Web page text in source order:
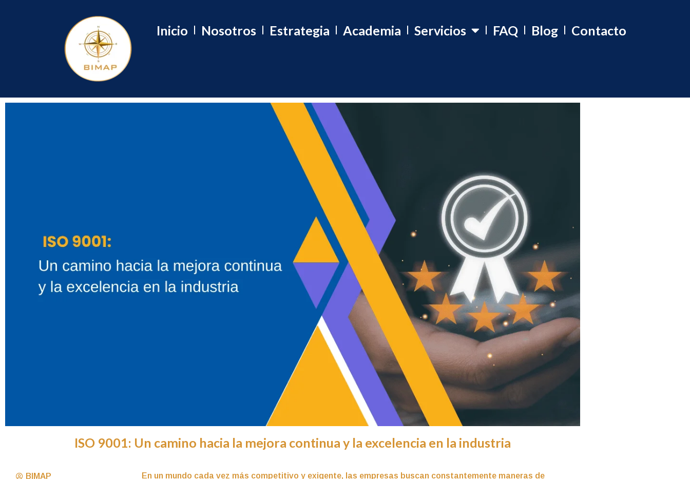
Inicio Nosotros Estrategia Academia Servicios FAQ Blog Contacto
ISO 9001: Un camino hacia la mejora continua y la excelencia en la industria
BIMAP
En un mundo cada vez más competitivo y exigente, las empresas buscan constantemente maneras de